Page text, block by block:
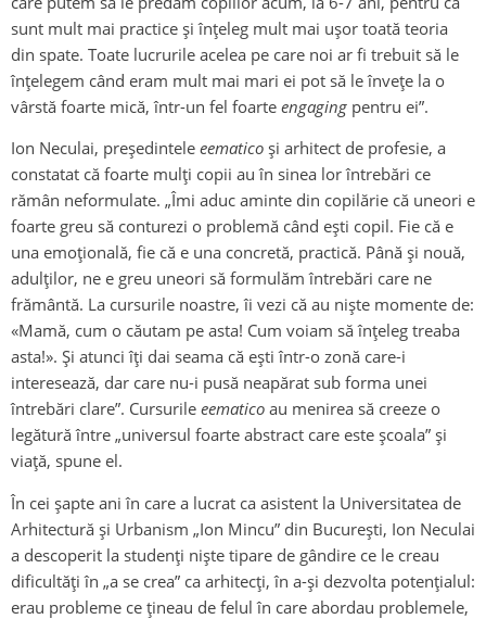
sunt mult mai practice și înțeleg mult mai ușor toată teoria
din spate. Toate lucrurile acelea pe care noi ar fi trebuit să le
înțelegem când eram mult mai mari ei pot să le învețe la o
vârstă foarte mică, într-un fel foarte engaging pentru ei”.
Ion Neculai, președintele eematico și arhitect de profesie, a
constatat că foarte mulți copii au în sinea lor întrebări ce
rămân neformulate. „Îmi aduc aminte din copilărie că uneori e
foarte greu să conturezi o problemă când ești copil. Fie că e
una emoțională, fie că e una concretă, practică. Până și nouă,
adulților, ne e greu uneori să formulăm întrebări care ne
frământă. La cursurile noastre, îi vezi că au niște momente de:
«Mamă, cum o căutam pe asta! Cum voiam să înțeleg treaba
asta!». Și atunci îți dai seama că ești într-o zonă care-i
interesează, dar care nu-i pusă neapărat sub forma unei
întrebări clare”. Cursurile eematico au menirea să creeze o
legătură între „universul foarte abstract care este școala” și
viață, spune el.
În cei șapte ani în care a lucrat ca asistent la Universitatea de
Arhitectură și Urbanism „Ion Mincu” din București, Ion Neculai
a descoperit la studenți niște tipare de gândire ce le creau
dificultăți în „a se crea” ca arhitecți, în a-și dezvolta potențialul:
erau probleme ce țineau de felul în care abordau problemele,